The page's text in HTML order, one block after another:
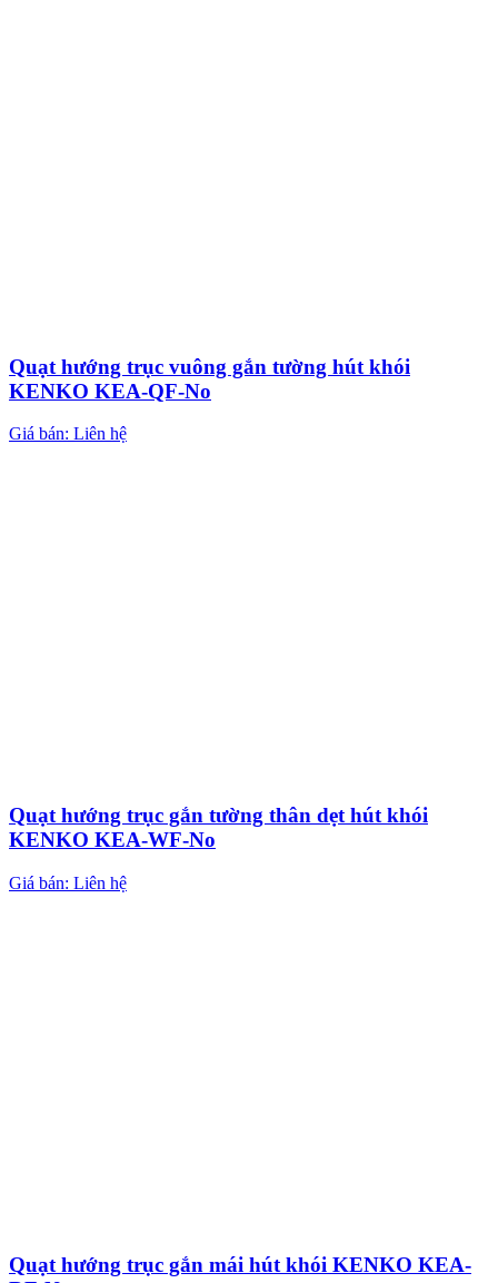
Quạt hướng trục vuông gắn tường hút khói
KENKO KEA-QF-No
Giá bán: Liên hệ
Quạt hướng trục gắn tường thân dẹt hút khói
KENKO KEA-WF-No
Giá bán: Liên hệ
Quạt hướng trục gắn mái hút khói KENKO KEA-